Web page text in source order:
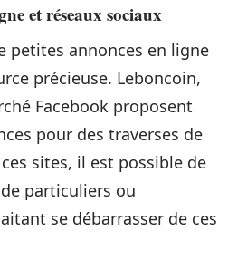
et réseaux sociaux
petites annonces en ligne
précieuse. Leboncoin,
Facebook proposent
pour des traverses de
sites, il est possible de
particuliers ou
se débarrasser de ces